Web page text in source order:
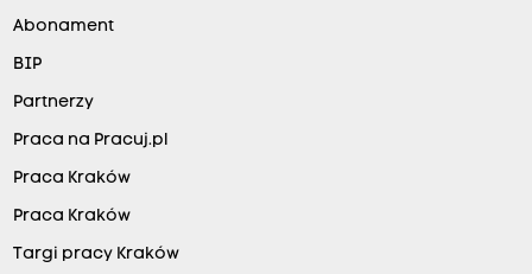
Abonament
BIP
Partnerzy
Praca na Pracuj.pl
Praca Kraków
Praca Kraków
Targi pracy Kraków